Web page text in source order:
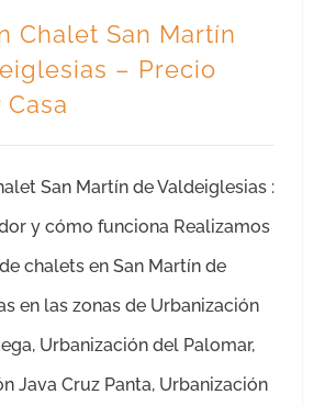
Chalet San Martín
– Precio
Casa
San Martín de Valdeiglesias :
y cómo funciona Realizamos
chalets en San Martín de
en las zonas de Urbanización
Urbanización del Palomar,
Java Cruz Panta, Urbanización